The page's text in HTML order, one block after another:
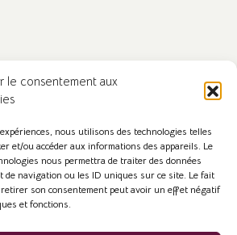
le consentement aux
nous utilisons des technologies telles
et/ou accéder aux informations des appareils. Le
nous permettra de traiter des données
de navigation ou les ID uniques sur ce site. Le fait
son consentement peut avoir un effet négatif
et fonctions.
réservés.
générales de vente